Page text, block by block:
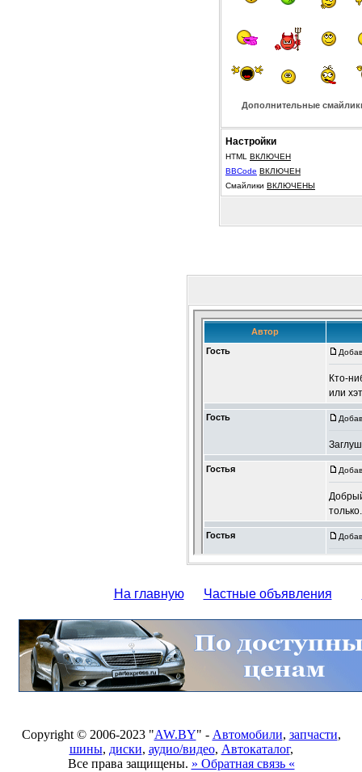
Дополнительные
Настройки
HTML ВКЛЮЧЕН
BBCode ВКЛЮЧЕН
Смайлики ВКЛЮЧЕНЫ
На главную Частные объявления
Copyright © 2006-2023 "AW.BY" - Автомобили, запчасти,
шины, диски, аудио/видео, Автокаталог,
Все права защищены. » Обратная связь «